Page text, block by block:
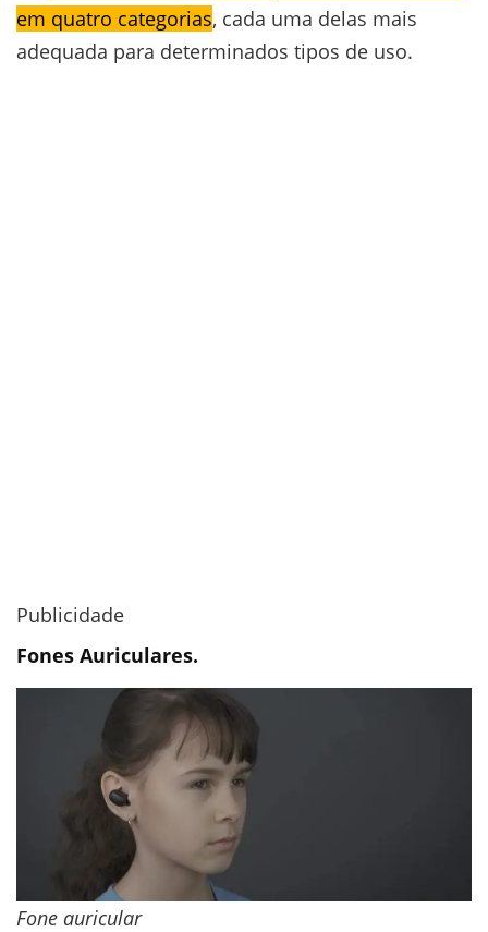
em quatro categorias, cada uma delas mais
adequada para determinados tipos de uso.
Publicidade
Fones Auriculares.
Fone auricular